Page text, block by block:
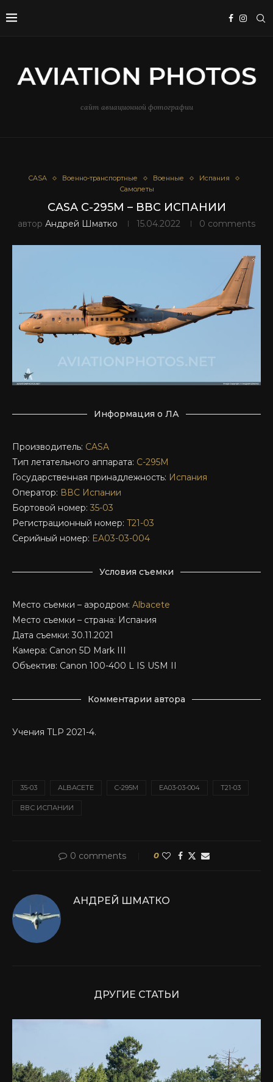
сайт авиационной фотографии
CASA Военно-транспортные Военные
Испания
Самолеты
CASA C-295M – ВВС ИСПАНИИ
автор Андрей Шматко 15.04.2022 0 comments
Информация о ЛА
Производитель: CASA
Тип летательного аппарата: C-295M
Государственная принадлежность: Испания
Оператор: ВВС Испании
Бортовой номер: 35-03
Регистрационный номер: T21-03
Серийный номер: EA03-03-004
Условия съемки
Место съемки – аэродром: Albacete
Место съемки – страна: Испания
Дата съемки: 30.11.2021
Камера: Canon 5D Mark III
Объектив: Canon 100-400 L IS USM II
Комментарии автора
Учения TLP 2021-4.
35-03 ALBACETE C-295M EA03-03-004 T21-03
ВВС ИСПАНИИ
0 comments 0
АНДРЕЙ ШМАТКО
ДРУГИЕ СТАТЬИ